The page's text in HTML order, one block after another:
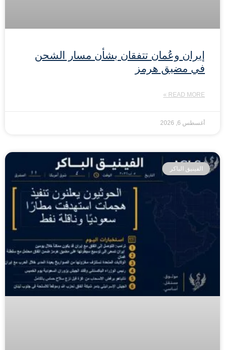
إيران وعُمان تتفقان بشأن مسار الشحن
في مضيق هرمز
READ MORE »
أغسطس 6, 2026
الفينيق الباكر